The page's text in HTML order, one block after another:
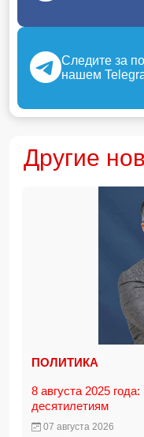
Следите за
нашем
Другие
ПОЛИТИКА
8 августа 2025
десятилетиям
07 августа 2026